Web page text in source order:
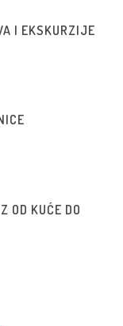
I EKSKURZIJE
OD KUĆE DO